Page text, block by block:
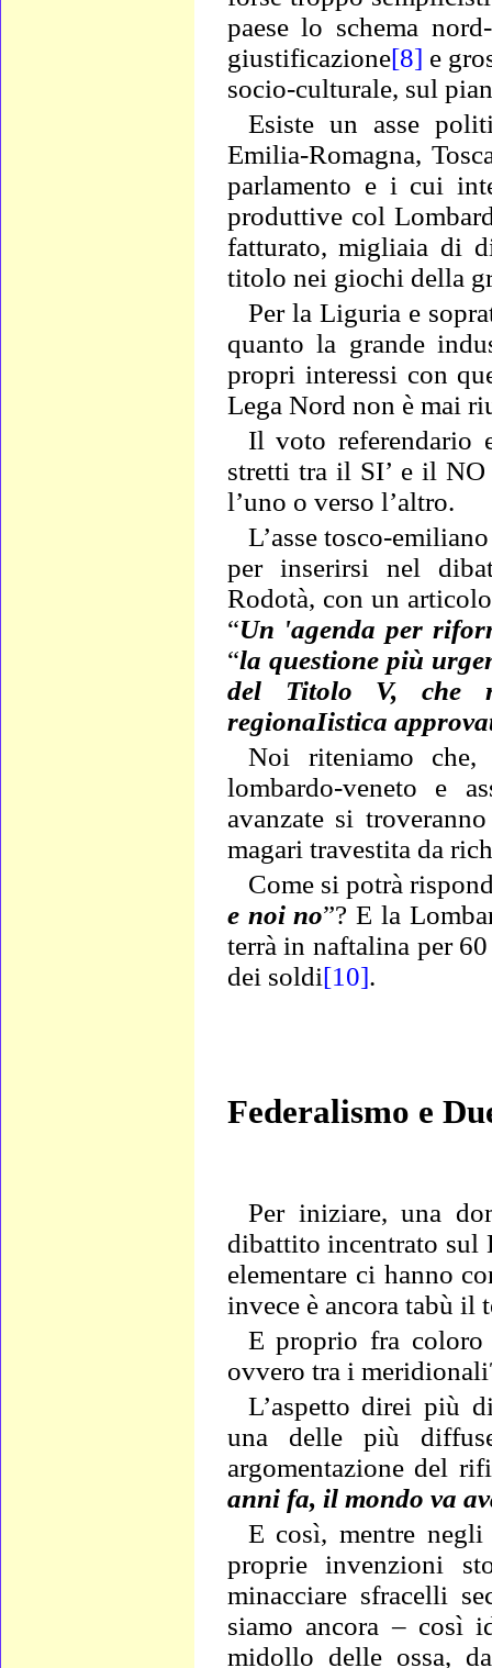
paese lo schema
giustificazione[8] e
socio-culturale, sul
Esiste un asse
Emilia-Romagna,
parlamento e i cui
produttive col
fatturato, migliaia di
titolo nei giochi della
Per la Liguria e
quanto la grande
propri interessi con
Lega Nord non è mai
Il voto referendario
stretti tra il SI’ e il
l’uno o verso l’altro.
L’asse tosco-
per inserirsi nel
Rodotà, con un
“Un 'agenda per
“la questione più
del Titolo V, che
regionaIistica
Noi riteniamo che,
lombardo-veneto e
avanzate si
magari travestita da
Come si potrà
e noi no”? E la
terrà in naftalina per
dei soldi[10].
Federalismo e
Per iniziare, una
dibattito incentrato sul
elementare ci hanno
invece è ancora tabù il
E proprio fra coloro
ovvero tra i
L’aspetto direi più
una delle più
argomentazione del
anni fa, il mondo va
E così, mentre
proprie invenzioni
minacciare sfracelli
siamo ancora – così
midollo delle ossa,